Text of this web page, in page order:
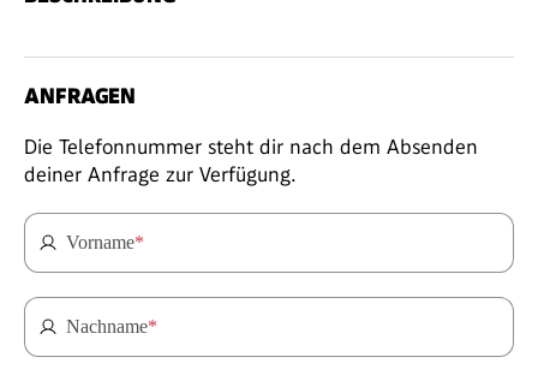
ANFRAGEN
Die Telefonnummer steht dir nach dem Absenden
deiner Anfrage zur Verfügung.
Vorname*
Nachname*